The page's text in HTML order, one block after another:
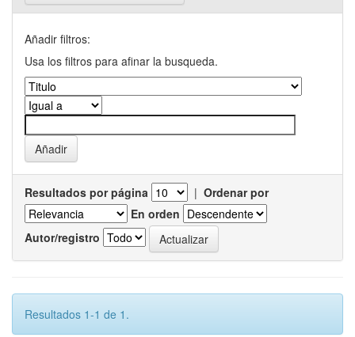
Añadir filtros:
Usa los filtros para afinar la busqueda.
Resultados por página | Ordenar por
En orden
Autor/registro
Resultados 1-1 de 1.